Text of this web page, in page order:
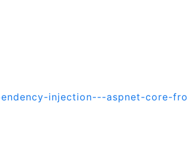
injection---aspnet-core-fro